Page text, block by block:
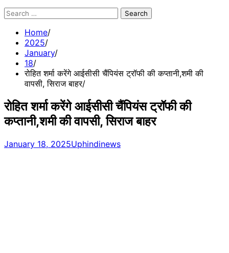
Search
Home
2025
January
18
रोहित शर्मा करेंगे आईसीसी चैंपियंस ट्रॉफी की कप्तानी,शमी की
वापसी, सिराज बाहर
रोहित शर्मा करेंगे आईसीसी चैंपियंस ट्रॉफी की
कप्तानी,शमी की वापसी, सिराज बाहर
January 18, 2025Uphindinews